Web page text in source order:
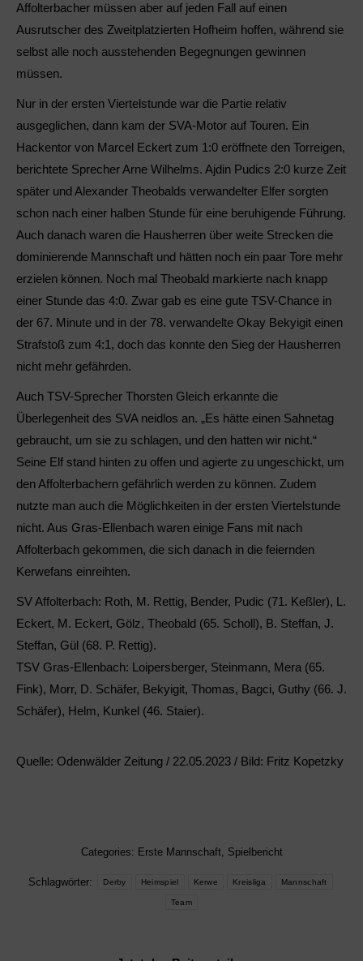
Affolterbacher müssen aber auf jeden Fall auf einen
Ausrutscher des Zweitplatzierten Hofheim hoffen, während sie
selbst alle noch ausstehenden Begegnungen gewinnen
müssen.
Nur in der ersten Viertelstunde war die Partie relativ
ausgeglichen, dann kam der SVA-Motor auf Touren. Ein
Hackentor von Marcel Eckert zum 1:0 eröffnete den Torreigen,
berichtete Sprecher Arne Wilhelms. Ajdin Pudics 2:0 kurze Zeit
später und Alexander Theobalds verwandelter Elfer sorgten
schon nach einer halben Stunde für eine beruhigende Führung.
Auch danach waren die Hausherren über weite Strecken die
dominierende Mannschaft und hätten noch ein paar Tore mehr
erzielen können. Noch mal Theobald markierte nach knapp
einer Stunde das 4:0. Zwar gab es eine gute TSV-Chance in
der 67. Minute und in der 78. verwandelte Okay Bekyigit einen
Strafstoß zum 4:1, doch das konnte den Sieg der Hausherren
nicht mehr gefährden.
Auch TSV-Sprecher Thorsten Gleich erkannte die
Überlegenheit des SVA neidlos an. „Es hätte einen Sahnetag
gebraucht, um sie zu schlagen, und den hatten wir nicht.“
Seine Elf stand hinten zu offen und agierte zu ungeschickt, um
den Affolterbachern gefährlich werden zu können. Zudem
nutzte man auch die Möglichkeiten in der ersten Viertelstunde
nicht. Aus Gras-Ellenbach waren einige Fans mit nach
Affolterbach gekommen, die sich danach in die feiernden
Kerwefans einreihten.
SV Affolterbach: Roth, M. Rettig, Bender, Pudic (71. Keßler), L.
Eckert, M. Eckert, Gölz, Theobald (65. Scholl), B. Steffan, J.
Steffan, Gül (68. P. Rettig).
TSV Gras-Ellenbach: Loipersberger, Steinmann, Mera (65.
Fink), Morr, D. Schäfer, Bekyigit, Thomas, Bagci, Guthy (66. J.
Schäfer), Helm, Kunkel (46. Staier).
Quelle: Odenwälder Zeitung / 22.05.2023 / Bild: Fritz Kopetzky
Categories: Erste Mannschaft, Spielbericht
Schlagwörter: Derby Heimspiel Kerwe Kreisliga Mannschaft
Team